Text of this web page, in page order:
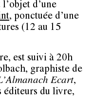
d’une
, ponctuée d’une
(12 au 15
est suivi à 20h
graphiste de
Ecart,
éditeurs du livre,